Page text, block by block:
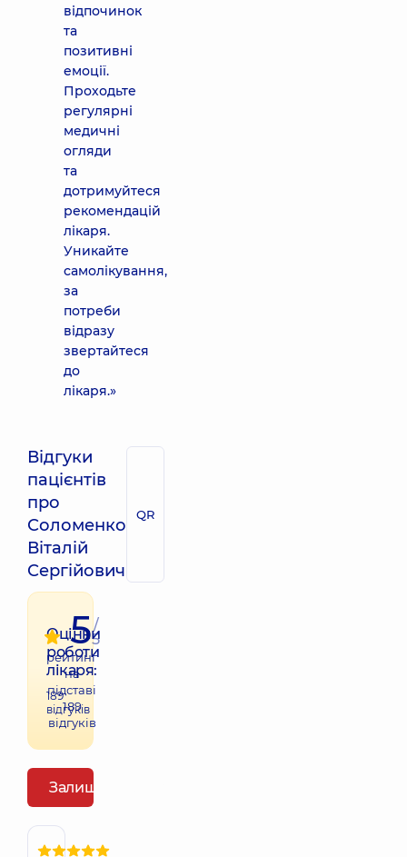
відпочинок
та
позитивні
емоції.
Проходьте
регулярні
медичні
огляди
та
дотримуйтеся
рекомендацій
лікаря.
Уникайте
самолікування,
за
потреби
відразу
звертайтеся
до
лікаря.»
Відгуки
пацієнтів
про
Соломенко
Віталій
Сергійович
QR
Оцінки
роботи
лікаря:
189
відгуків
5/
5
рейтинг
на
підставі
189
відгуків
Залишити відгук